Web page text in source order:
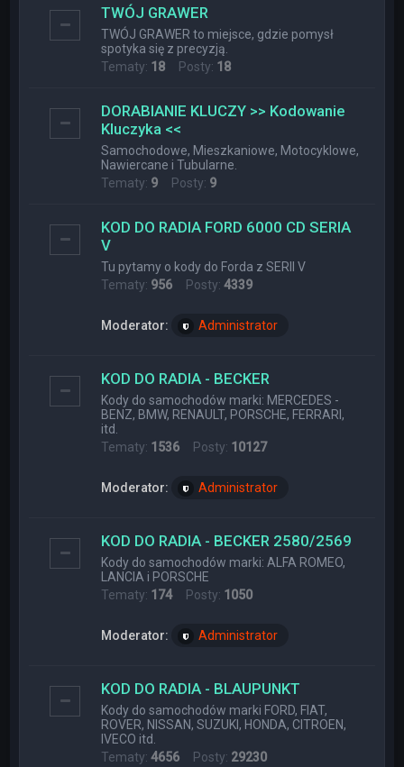
TWÓJ GRAWER
TWÓJ GRAWER to miejsce, gdzie pomysł
spotyka się z precyzją.
Tematy: 18 Posty: 18
DORABIANIE KLUCZY >> Kodowanie
Kluczyka <<
Samochodowe, Mieszkaniowe, Motocyklowe,
Nawiercane i Tubularne.
Tematy: 9 Posty: 9
KOD DO RADIA FORD 6000 CD SERIA
V
Tu pytamy o kody do Forda z SERII V
Tematy: 956 Posty:4339
Moderator: Administrator
KOD DO RADIA - BECKER
Kody do samochodów marki: MERCEDES -
BENZ, BMW, RENAULT, PORSCHE, FERRARI,
itd.
Tematy: 1536 Posty: 10127
Moderator: Administrator
KOD DO RADIA - BECKER 2580/2569
Kody do samochodów marki: ALFA ROMEO,
LANCIA i PORSCHE
Tematy: 174Posty: 1050
Moderator: Administrator
KOD DO RADIA - BLAUPUNKT
Kody do samochodów marki FORD, FIAT,
ROVER, NISSAN, SUZUKI, HONDA, CITROEN,
IVECO itd.
Tematy:4656 Posty: 29230